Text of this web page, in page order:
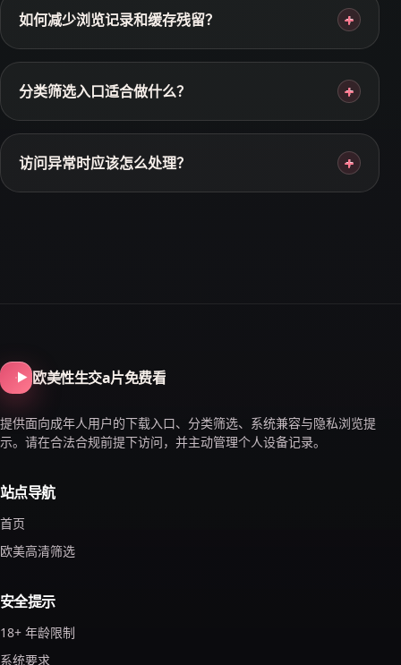
如何减少浏览记录和缓存残留？ +
分类筛选入口适合做什么？ +
访问异常时应该怎么处理？ +
欧美性生交a片免费看
提供面向成年人用户的下载入口、分类筛选、系统兼容与隐私浏览提
示。请在合法合规前提下访问，并主动管理个人设备记录。
站点导航
首页
欧美高清筛选
安全提示
18+ 年龄限制
系统要求